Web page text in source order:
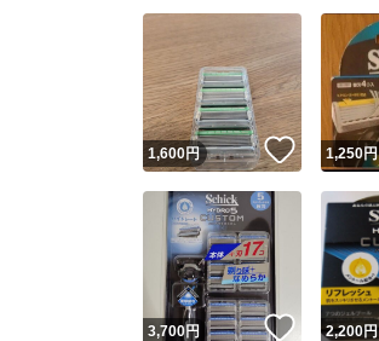
1,600円 いいね！
1,250円
3,700円 いいね！
2,200円